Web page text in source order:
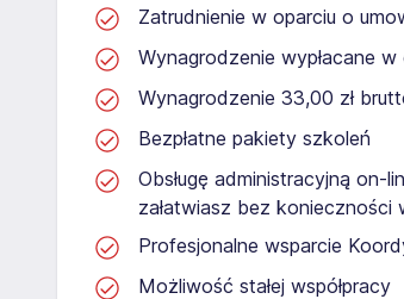
Zatrudnienie w oparciu o
Wynagrodzenie wypłacane
Wynagrodzenie 33,00 zł
Bezpłatne pakiety szkoleń
Obsługę administracyjną
załatwiasz bez konieczności
Profesjonalne wsparcie
Możliwość stałej współpracy